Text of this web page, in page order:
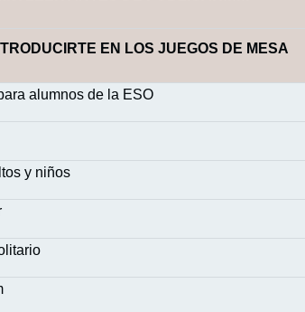
EN LOS JUEGOS DE MESA
alumnos de la ESO
y niños